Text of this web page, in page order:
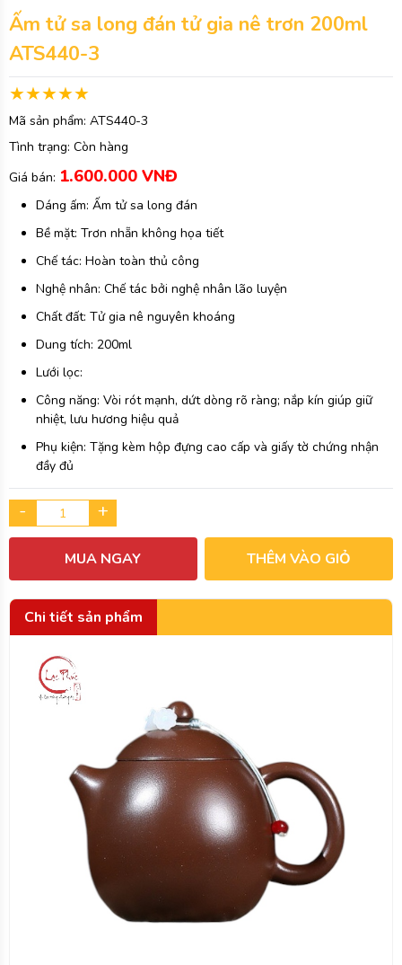
Ấm tử sa long đán tử gia nê trơn 200ml
ATS440-3
Mã sản phẩm: ATS440-3
Tình trạng: Còn hàng
Giá bán: 1.600.000 VNĐ
Dáng ấm: Ấm tử sa long đán
Bề mặt: Trơn nhẵn không họa tiết
Chế tác: Hoàn toàn thủ công
Nghệ nhân: Chế tác bởi nghệ nhân lão luyện
Chất đất: Tử gia nê nguyên khoáng
Dung tích: 200ml
Lưới lọc:
Công năng: Vòi rót mạnh, dứt dòng rõ ràng; nắp kín giúp giữ
nhiệt, lưu hương hiệu quả
Phụ kiện: Tặng kèm hộp đựng cao cấp và giấy tờ chứng nhận
đầy đủ
- +
MUA NGAY THÊM VÀO GIỎ
Chi tiết sản phẩm